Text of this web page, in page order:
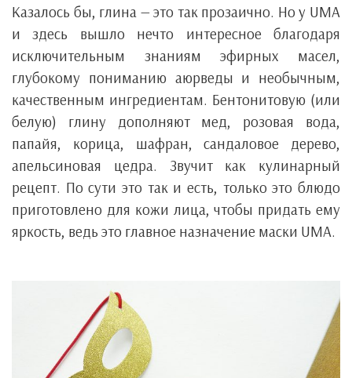
Казалось бы, глина — это так прозаично. Но у UMA
и здесь вышло нечто интересное благодаря
исключительным знаниям эфирных масел,
глубокому пониманию аюрведы и необычным,
качественным ингредиентам. Бентонитовую (или
белую) глину дополняют мед, розовая вода,
папайя, корица, шафран, сандаловое дерево,
апельсиновая цедра. Звучит как кулинарный
рецепт. По сути это так и есть, только это блюдо
приготовлено для кожи лица, чтобы придать ему
яркость, ведь это главное назначение маски UMA.